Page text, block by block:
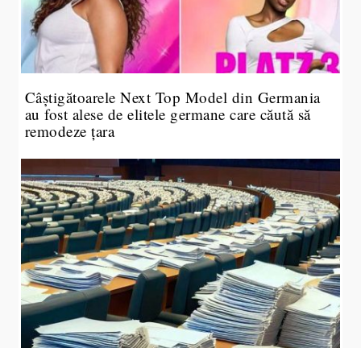
Câștigătoarele Next Top Model din Germania
au fost alese de elitele germane care căută să
remodeze țara